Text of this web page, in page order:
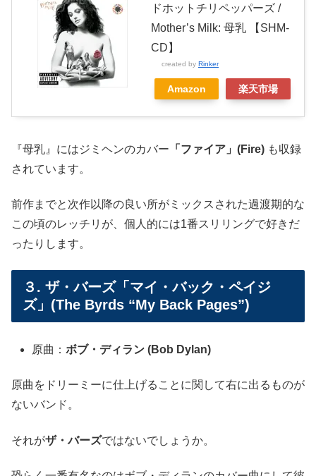
ドホットチリペッパーズ /
Mother’s Milk: 母乳 【SHM-
CD】
created by Rinker
Amazon 楽天市場
『母乳』にはジミヘンのカバー 「ファイア」(Fire) も収録
されています。
前作までと次作以降の良い所がミックスされた過渡期的な
この頃のレッチリが、個人的には1番スリリングで好きだ
ったりします。
３. ザ・バーズ「マイ・バック・ペイジ
ズ」(The Byrds “My Back Pages”)
原曲：ボブ・ディラン (Bob Dylan)
原曲をドリーミーに仕上げることに関して右に出るものが
ないバンド。
それがザ・バーズではないでしょうか。